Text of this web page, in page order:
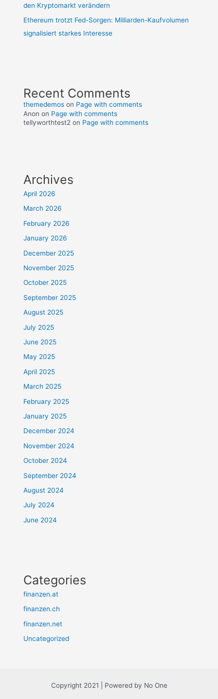
den Kryptomarkt verändern
Ethereum trotzt Fed-Sorgen: Milliarden-Kaufvolumen
signalisiert starkes Interesse
Recent Comments
themedemos on Page with comments
Anon on Page with comments
tellyworthtest2 on Page with comments
Archives
April 2026
March 2026
February 2026
January 2026
December 2025
November 2025
October 2025
September 2025
August 2025
July 2025
June 2025
May 2025
April 2025
March 2025
February 2025
January 2025
December 2024
November 2024
October 2024
September 2024
August 2024
July 2024
June 2024
Categories
finanzen.at
finanzen.ch
finanzen.net
Uncategorized
Copyright 2021 | Powered by No One